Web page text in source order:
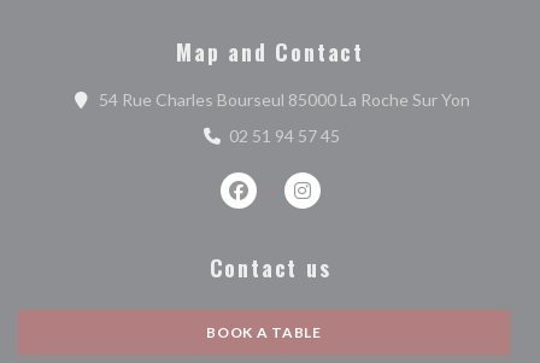
Map and Contact
54 Rue Charles Bourseul 85000 La Roche Sur Yon((opens
02 51 94 57 45
Facebook ((opens in a new window))
Instagram ((opens in a new
Contact us
BOOK A TABLE